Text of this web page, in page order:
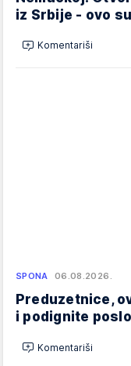
iz Srbije - ovo
Komentariši
SPONA 06.08.2026.
Preduzetnice,
i podignite
Komentariši